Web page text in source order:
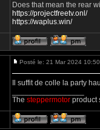
Does that mean the rear
https://projectfreetv.onl/
https://waplus.win/
Posté le: 21 Mar 2024 10:50
Il suffit de colle la party
The steppermotor product